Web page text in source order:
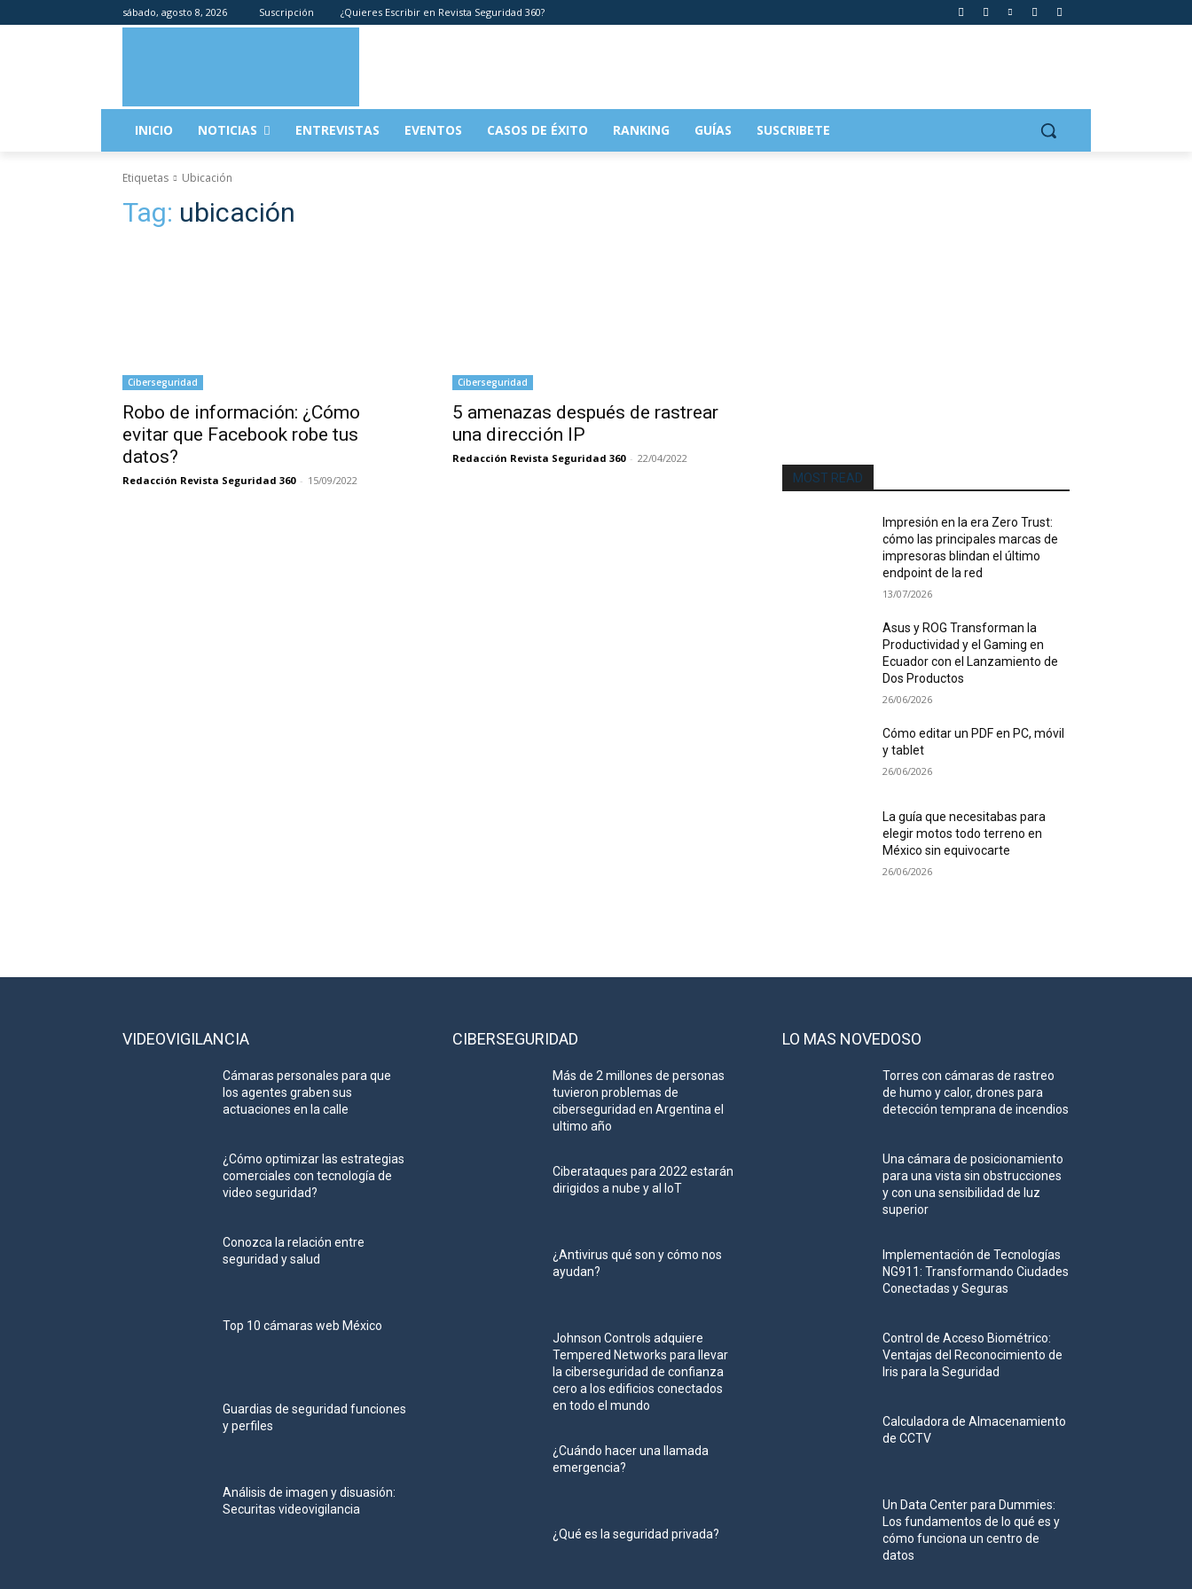
sábado, agosto 8, 2026 Suscripción ¿Quieres Escribir en Revista Seguridad 360?
INICIO NOTICIAS ENTREVISTAS EVENTOS CASOS DE ÉXITO RANKING GUÍAS SUSCRIBETE
Etiquetas Ubicación
Tag: ubicación
Ciberseguridad
Robo de información: ¿Cómo
evitar que Facebook robe tus
datos?
Redacción Revista Seguridad 360 - 15/09/2022
Ciberseguridad
5 amenazas después de rastrear
una dirección IP
Redacción Revista Seguridad 360 - 22/04/2022
MOST READ
Impresión en la era Zero Trust:
cómo las principales marcas de
impresoras blindan el último
endpoint de la red
13/07/2026
Asus y ROG Transforman la
Productividad y el Gaming en
Ecuador con el Lanzamiento de
Dos Productos
26/06/2026
Cómo editar un PDF en PC, móvil
y tablet
26/06/2026
La guía que necesitabas para
elegir motos todo terreno en
México sin equivocarte
26/06/2026
VIDEOVIGILANCIA
Cámaras personales para que
los agentes graben sus
actuaciones en la calle
¿Cómo optimizar las estrategias
comerciales con tecnología de
video seguridad?
Conozca la relación entre
seguridad y salud
Top 10 cámaras web México
Guardias de seguridad funciones
y perfiles
Análisis de imagen y disuasión:
Securitas videovigilancia
CIBERSEGURIDAD
Más de 2 millones de personas
tuvieron problemas de
ciberseguridad en Argentina el
ultimo año
Ciberataques para 2022 estarán
dirigidos a nube y al IoT
¿Antivirus qué son y cómo nos
ayudan?
Johnson Controls adquiere
Tempered Networks para llevar
la ciberseguridad de confianza
cero a los edificios conectados
en todo el mundo
¿Cuándo hacer una llamada
emergencia?
¿Qué es la seguridad privada?
LO MAS NOVEDOSO
Torres con cámaras de rastreo
de humo y calor, drones para
detección temprana de incendios
Una cámara de posicionamiento
para una vista sin obstrucciones
y con una sensibilidad de luz
superior
Implementación de Tecnologías
NG911: Transformando Ciudades
Conectadas y Seguras
Control de Acceso Biométrico:
Ventajas del Reconocimiento de
Iris para la Seguridad
Calculadora de Almacenamiento
de CCTV
Un Data Center para Dummies:
Los fundamentos de lo qué es y
cómo funciona un centro de
datos